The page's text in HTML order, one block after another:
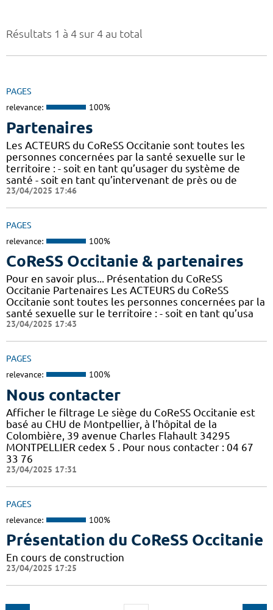
Résultats 1 à 4 sur 4 au total
PAGES
relevance: 100%
Partenaires
Les ACTEURS du CoReSS Occitanie sont toutes les
personnes concernées par la santé sexuelle sur le
territoire : - soit en tant qu’usager du système de
santé - soit en tant qu’intervenant de près ou de
23/04/2025 17:46
PAGES
relevance: 100%
CoReSS Occitanie & partenaires
Pour en savoir plus... Présentation du CoReSS
Occitanie Partenaires Les ACTEURS du CoReSS
Occitanie sont toutes les personnes concernées par la
santé sexuelle sur le territoire : - soit en tant qu’usa
23/04/2025 17:43
PAGES
relevance: 100%
Nous contacter
Afficher le filtrage Le siège du CoReSS Occitanie est
basé au CHU de Montpellier, à l’hôpital de la
Colombière, 39 avenue Charles Flahault 34295
MONTPELLIER cedex 5 . Pour nous contacter : 04 67
33 76
23/04/2025 17:31
PAGES
relevance: 100%
Présentation du CoReSS Occitanie
En cours de construction
23/04/2025 17:25